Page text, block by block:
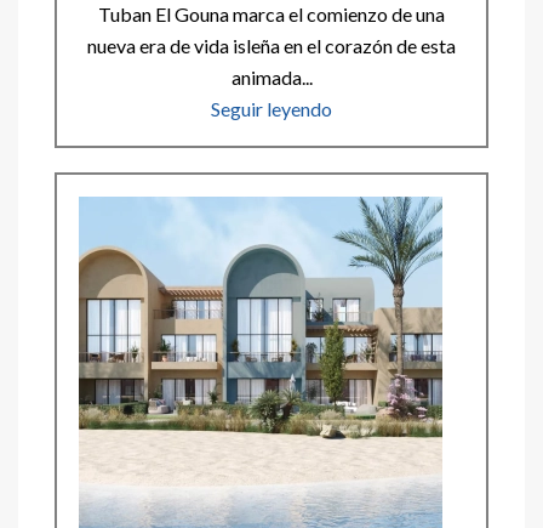
Tuban El Gouna marca el comienzo de una
nueva era de vida isleña en el corazón de esta
animada...
Seguir leyendo